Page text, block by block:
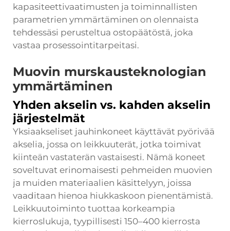
kapasiteettivaatimusten ja toiminnallisten
parametrien ymmärtäminen on olennaista
tehdessäsi perusteltua ostopäätöstä, joka
vastaa prosessointitarpeitasi.
Muovin murskausteknologian
ymmärtäminen
Yhden akselin vs. kahden akselin
järjestelmät
Yksiaakseliset jauhinkoneet käyttävät pyörivää
akselia, jossa on leikkuuterät, jotka toimivat
kiinteän vastaterän vastaisesti. Nämä koneet
soveltuvat erinomaisesti pehmeiden muovien
ja muiden materiaalien käsittelyyn, joissa
vaaditaan hienoa hiukkaskoon pienentämistä.
Leikkuutoiminto tuottaa korkeampia
kierroslukuja, tyypillisesti 150–400 kierrosta